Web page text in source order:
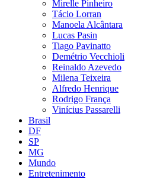
Mirelle Pinheiro
Tácio Lorran
Manoela Alcântara
Lucas Pasin
Tiago Pavinatto
Demétrio Vecchioli
Reinaldo Azevedo
Milena Teixeira
Alfredo Henrique
Rodrigo França
Vinícius Passarelli
Brasil
DF
SP
MG
Mundo
Entretenimento